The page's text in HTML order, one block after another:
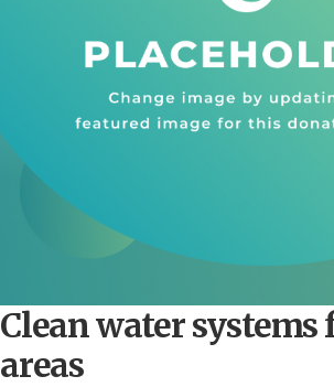
Clean water systems
areas